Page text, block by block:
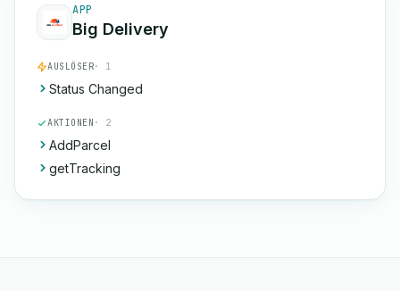
APP
Big Delivery
AUSLÖSER· 1
Status Changed
AKTIONEN · 2
AddParcel
getTracking